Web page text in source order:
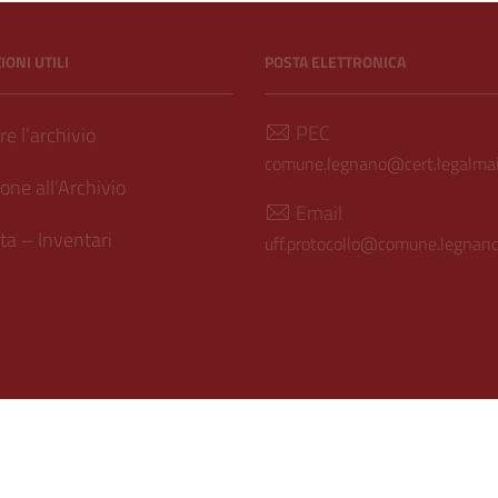
UTILI
l’archivio
all’Archivio
– Inventari
POSTA ELETTRONICA
PEC
Email